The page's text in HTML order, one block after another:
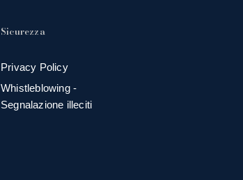
Sicurezza
Privacy Policy
Whistleblowing -
Segnalazione illeciti